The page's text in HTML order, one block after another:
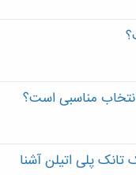
مناسبی است؟
سپتیک تانک پلی اتیلن آشنا